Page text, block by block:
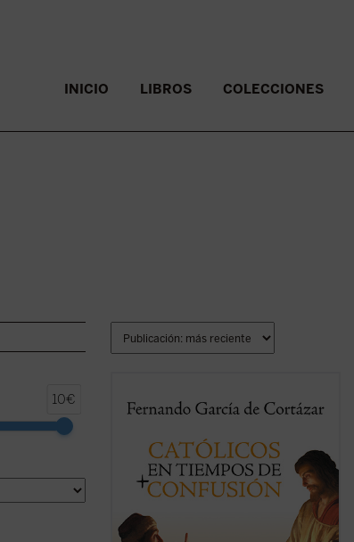
INICIO LIBROS COLECCIONES
10€
en tiempos de confusión, el nuevo libro
manifiesto a favor de que el humanismo
de tradición cristiana vuelva a ser la
referencia que nos defina, de tal ...
(ver
ficha)